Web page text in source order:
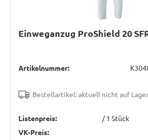
Einweganzug ProShield 20
Artikelnummer:
Bestellartikel: aktuell nicht auf Lager
Listenpreis: / 1 Stück
VK-Preis: